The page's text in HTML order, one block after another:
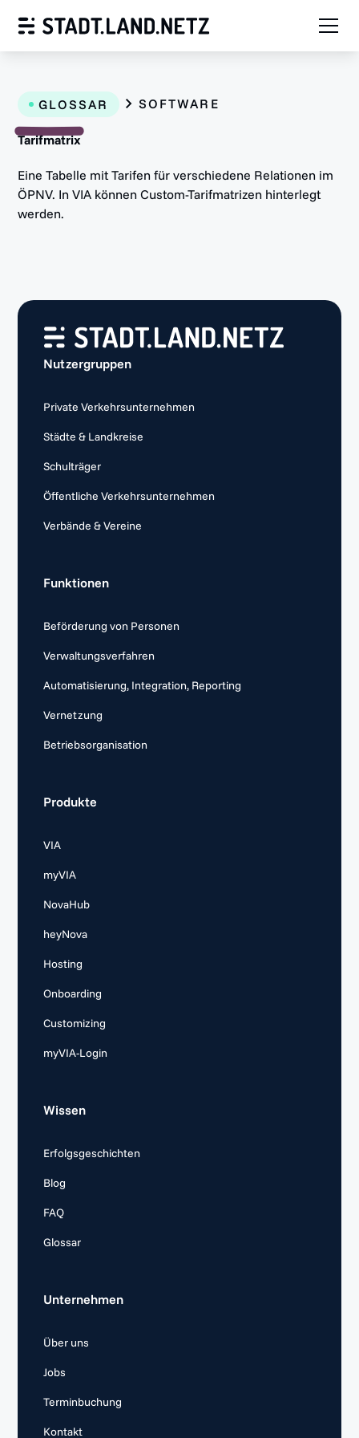
GLOSSAR SOFTWARE
Tarifmatrix
Eine Tabelle mit Tarifen für verschiedene Relationen im
ÖPNV. In VIA können Custom-Tarifmatrizen hinterlegt
werden.
Nutzergruppen
Private Verkehrsunternehmen
Städte & Landkreise
Schulträger
Öffentliche Verkehrsunternehmen
Verbände & Vereine
Funktionen
Beförderung von Personen
Verwaltungsverfahren
Automatisierung, Integration, Reporting
Vernetzung
Betriebsorganisation
Produkte
VIA
myVIA
NovaHub
heyNova
Hosting
Onboarding
Customizing
myVIA-Login
Wissen
Erfolgsgeschichten
Blog
FAQ
Glossar
Unternehmen
Über uns
Jobs
Terminbuchung
Kontakt